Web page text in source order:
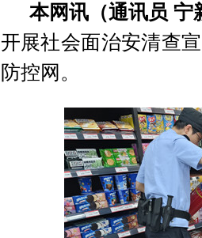
本网讯（通讯员 宁
开展社会面治安清查
防控网。